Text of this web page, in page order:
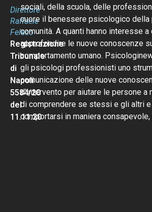
Direttore
Raffaele
Felaco
Registrazione
Tribunale
di
Napoli
5584/20
del
11.11.20
sociali, della scuola, delle professioni
cuore il benessere psicologico della
comunità. A quanti hanno interesse
approfondire le nuove conoscenze
comportamento umano.
gli psicologi professionisti uno
comunicazione delle nuove
d’intervento per aiutare le persone a
di comprendere se stessi e gli altri e
comportarsi in maniera